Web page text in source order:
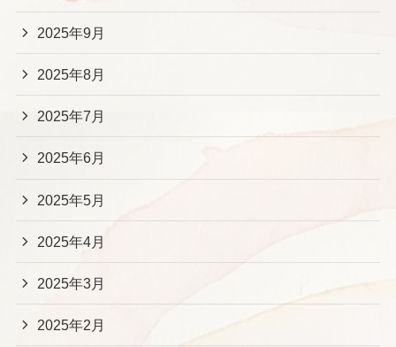
2025年9月
2025年8月
2025年7月
2025年6月
2025年5月
2025年4月
2025年3月
2025年2月